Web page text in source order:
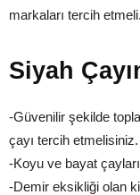
markaları tercih etmeli.
Siyah
-Güvenilir şekilde
çayı tercih etmelisiniz.
-Koyu ve bayat
-Demir eksikliği olan